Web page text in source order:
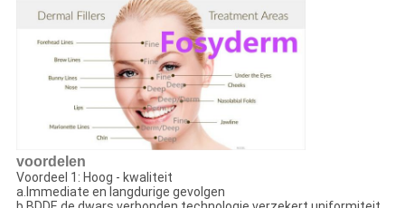
voordelen
Voordeel 1: Hoog - kwaliteit
a.Immediate en langdurige gevolgen